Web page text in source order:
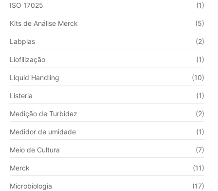
ISO 17025 (1)
Kits de Análise Merck (5)
Labplas (2)
Liofilização (1)
Liquid Handling (10)
Listeria (1)
Medição de Turbidez (2)
Medidor de umidade (1)
Meio de Cultura (7)
Merck (11)
Microbiologia (17)